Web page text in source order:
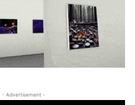
- Advertisement -